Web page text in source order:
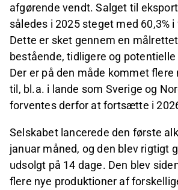
afgørende vendt. Salget til
således i 2025 steget med 60,3%
Dette er sket gennem en
bestående, tidligere og
Der er på den måde kommet
til, bl.a. i lande som Sverige og
forventes derfor at fortsætte i
Selskabet lancerede den første
januar måned, og den blev rigtigt
udsolgt på 14 dage. Den blev
flere nye produktioner af